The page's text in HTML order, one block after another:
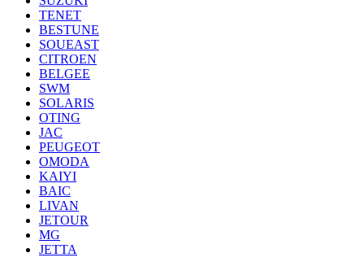
TENET
BESTUNE
SOUEAST
CITROEN
BELGEE
SWM
SOLARIS
OTING
JAC
PEUGEOT
OMODA
KAIYI
BAIC
LIVAN
JETOUR
MG
JETTA